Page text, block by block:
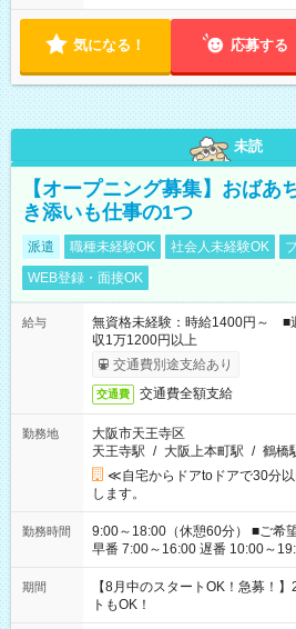
気になる！ 応募する
未読
【オープニング募集】おばあ
き添いも仕事の1つ
派遣 職種未経験OK 社会人未経験OK
WEB登録・面接OK
給与
無資格未経験：時給1400円～
収1万1200円以上
交通費別途支給あり
交通費 交通費全額支給
勤務地
大阪市天王寺区
天王寺駅 / 大阪上本町駅 / 鶴橋
≪自宅からドアtoドアで30分
します。
勤務時間
9:00～18:00（休憩60分） ■ご希望があれば下記シフトもOK！
早番 7:00～16:00 遅番 10:00～19:00
と休みを合わせたい」 「余裕を
「できれば残業はしたくない」
ね。 ※Wワーク希望の方へ 今ご覧のお仕事で希望する勤務時間
と、もう1つのお仕事の勤務時間
期間
【8月中のスタートOK！急募！
トもOK！